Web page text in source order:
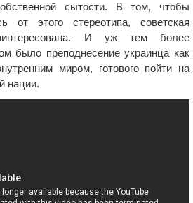
сытости. В том, чтобы
от этого стереотипа, советская
И уж тем более
было преподнесение украинца как
миром, готового пойти на
нации.